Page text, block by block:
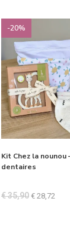
-20%
Kit Chez la nounou
dentaires
€35,90 €28,72